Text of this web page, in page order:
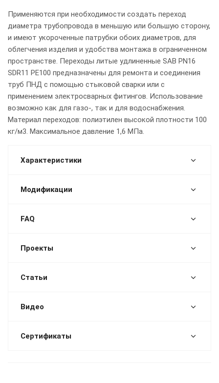
Применяются при необходимости создать переход
диаметра трубопровода в меньшую или большую сторону,
и имеют укороченные патрубки обоих диаметров, для
облегчения изделия и удобства монтажа в ограниченном
пространстве. Переходы литые удлиненные SAB PN16
SDR11 PE100 предназначены для ремонта и соединения
труб ПНД с помощью стыковой сварки или с
применением электросварных фитингов. Использование
возможно как для газо-, так и для водоснабжения.
Материал переходов: полиэтилен высокой плотности 100
кг/м3. Максимальное давление 1,6 МПа.
Характеристики
Модификации
FAQ
Проекты
Статьи
Видео
Сертификаты